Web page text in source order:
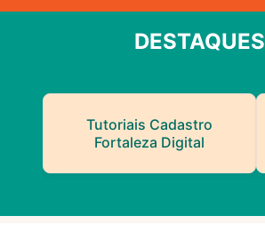
DESTAQUES
Tutoriais Cadastro
Fortaleza Digital